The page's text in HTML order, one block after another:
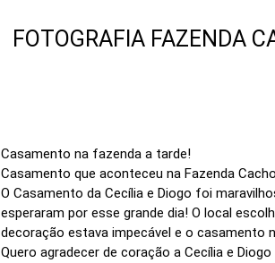
FOTOGRAFIA FAZENDA
Casamento na fazenda a tarde!
Casamento que aconteceu na Fazenda
O Casamento da Cecília e Diogo foi
esperaram por esse grande dia! O local
decoração estava impecável e o casamento
Quero agradecer de coração a Cecília e